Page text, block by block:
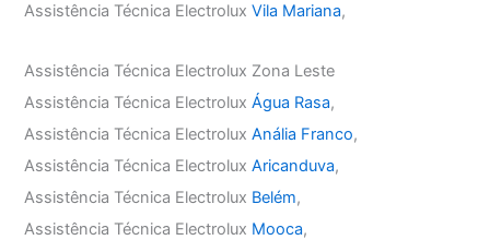
Assistência Técnica ElectroluxVila Mariana,
Assistência Técnica Electrolux Zona Leste
Assistência Técnica ElectroluxÁgua Rasa,
Assistência Técnica ElectroluxAnália Franco,
Assistência Técnica ElectroluxAricanduva,
Assistência Técnica Electrolux Belém,
Assistência Técnica Electrolux Mooca,